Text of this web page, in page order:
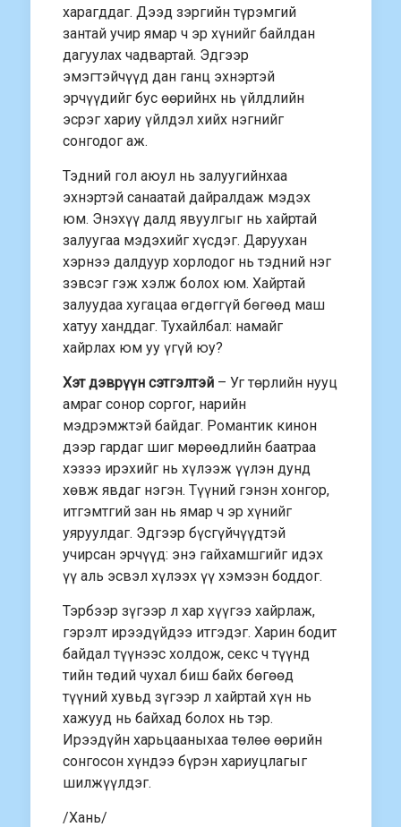
харагддаг. Дээд зэргийн түрэмгий
зантай учир ямар ч эр хүнийг байлдан
дагуулах чадвартай. Эдгээр
эмэгтэйчүүд дан ганц эхнэртэй
эрчүүдийг бус өөрийнх нь үйлдлийн
эсрэг хариу үйлдэл хийх нэгнийг
сонгодог аж.
Тэдний гол аюул нь залуугийнхаа
эхнэртэй санаатай дайралдаж мэдэх
юм. Энэхүү далд явуулгыг нь хайртай
залуугаа мэдэхийг хүсдэг. Даруухан
хэрнээ далдуур хорлодог нь тэдний нэг
зэвсэг гэж хэлж болох юм. Хайртай
залуудаа хугацаа өгдөггүй бөгөөд маш
хатуу ханддаг. Тухайлбал: намайг
хайрлах юм уу үгүй юу?
Хэт дэврүүн сэтгэлтэй – Уг төрлийн нууц
амраг сонор соргог, нарийн
мэдрэмжтэй байдаг. Романтик кинон
дээр гардаг шиг мөрөөдлийн баатраа
хэзээ ирэхийг нь хүлээж үүлэн дунд
хөвж явдаг нэгэн. Түүний гэнэн хонгор,
итгэмтгий зан нь ямар ч эр хүнийг
уяруулдаг. Эдгээр бүсгүйчүүдтэй
учирсан эрчүүд: энэ гайхамшгийг идэх
үү аль эсвэл хүлээх үү хэмээн боддог.
Тэрбээр зүгээр л хар хүүгээ хайрлаж,
гэрэлт ирээдүйдээ итгэдэг. Харин бодит
байдал түүнээс холдож, секс ч түүнд
тийн төдий чухал биш байх бөгөөд
түүний хувьд зүгээр л хайртай хүн нь
хажууд нь байхад болох нь тэр.
Ирээдүйн харьцааныхаа төлөө өөрийн
сонгосон хүндээ бүрэн хариуцлагыг
шилжүүлдэг.
/Хань/